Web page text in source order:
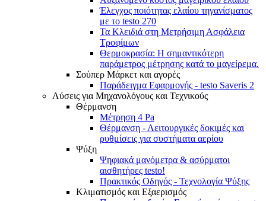
Έλεγχος ποιότητας ελαίου τηγανίσματος
με το testo 270
Τα Κλειδιά στη Μετρήσιμη Ασφάλεια
Τροφίμων
Θερμοκρασία: Η σημαντικότερη
παράμετρος μέτρησης κατά το μαγείρεμα.
Σούπερ Μάρκετ και αγορές
Παράδειγμα Εφαρμογής - testo Saveris 2
Λύσεις για Μηχανολόγους και Τεχνικούς
Θέρμανση
Μέτρηση 4 Pa
Θέρμανση - Λειτουργικές δοκιμές και
ρυθμίσεις για συστήματα αερίου
Ψύξη
Ψηφιακά μανόμετρα & ασύρματοι
αισθητήρες testo!
Πρακτικός Οδηγός - Τεχνολογία Ψύξης
Κλιματισμός και Εξαερισμός